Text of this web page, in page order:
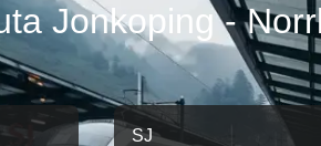
Jonkoping -
SJ